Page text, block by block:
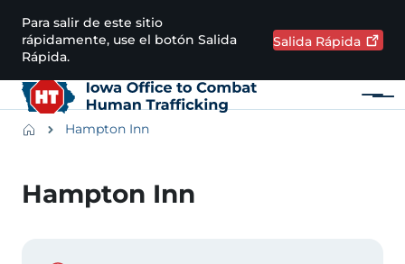
Pasar al contenido principal
Para salir de este sitio
rápidamente, use el botón Salida
Rápida.
Salida Rápida
Menú
BreadcrumbsHampton Inn
Hampton Inn